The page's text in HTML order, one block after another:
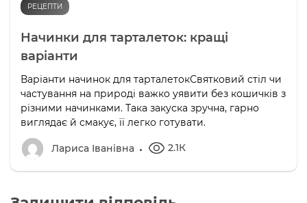
РЕЦЕПТИ
Начинки для тарталеток: кращі
варіанти
Варіанти начинок для тарталетокСвятковий стіл чи
частування на природі важко уявити без кошичків з
різними начинками. Така закуска зручна, гарно
виглядає й смакує, її легко готувати.
Лариса Іванівна 2.1К